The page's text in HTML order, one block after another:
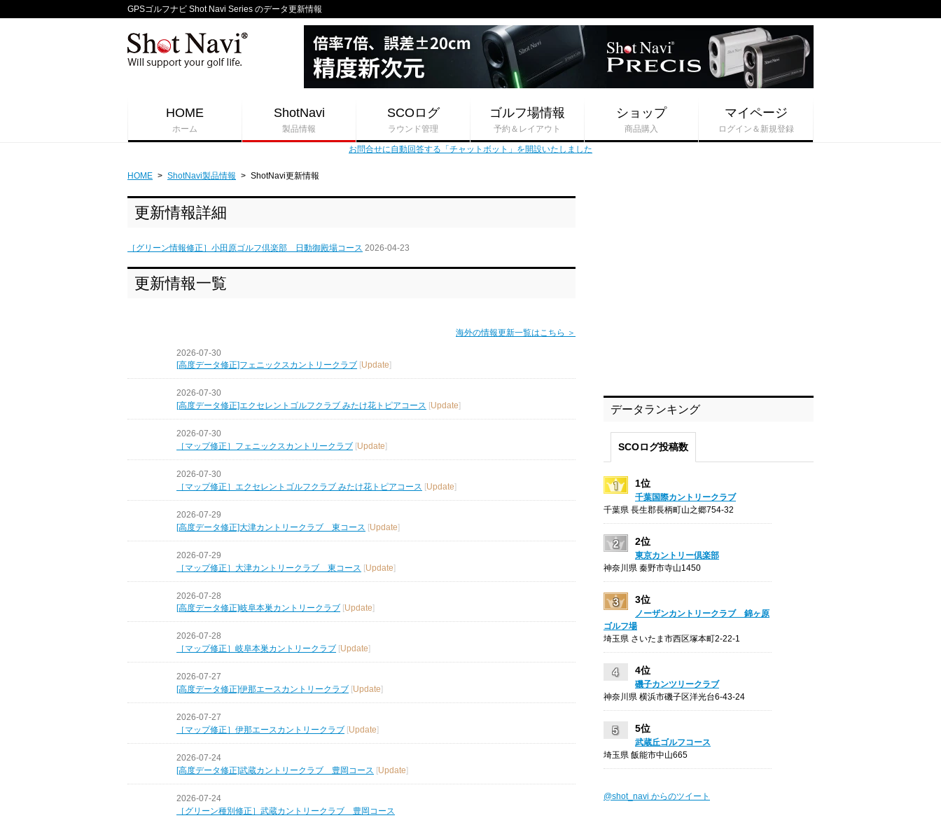
GPSゴルフナビ Shot Navi Series のデータ更新情報
HOME
ホーム
ShotNavi
製品情報
SCOログ
ラウンド管理
ゴルフ場情報
予約＆レイアウト
ショップ
商品購入
マイページ
ログイン＆新規登録
お問合せに自動回答する「チャットボット」を開設いたしました
HOME > ShotNavi製品情報 > ShotNavi更新情報
更新情報詳細
［グリーン情報修正］小田原ゴルフ倶楽部 日動御殿場コース 2026-04-23
更新情報一覧
海外の情報更新一覧はこちら ＞
2026-07-30
[高度データ修正]フェニックスカントリークラブ [Update]
2026-07-30
[高度データ修正]エクセレントゴルフクラブ みたけ花トピアコース [Update]
2026-07-30
［マップ修正］フェニックスカントリークラブ [Update]
2026-07-30
［マップ修正］エクセレントゴルフクラブ みたけ花トピアコース [Update]
2026-07-29
[高度データ修正]大津カントリークラブ 東コース [Update]
2026-07-29
［マップ修正］大津カントリークラブ 東コース [Update]
2026-07-28
[高度データ修正]岐阜本巣カントリークラブ [Update]
2026-07-28
［マップ修正］岐阜本巣カントリークラブ [Update]
2026-07-27
[高度データ修正]伊那エースカントリークラブ [Update]
2026-07-27
［マップ修正］伊那エースカントリークラブ [Update]
2026-07-24
[高度データ修正]武蔵カントリークラブ 豊岡コース [Update]
2026-07-24
［グリーン種別修正］武蔵カントリークラブ 豊岡コース
データランキング
SCOログ投稿数
1位
千葉国際カントリークラブ
千葉県 長生郡長柄町山之郷754-32
2位
東京カントリー倶楽部
神奈川県 秦野市寺山1450
3位
ノーザンカントリークラブ 錦ヶ原
ゴルフ場
埼玉県 さいたま市西区塚本町2-22-1
4位
磯子カンツリークラブ
神奈川県 横浜市磯子区洋光台6-43-24
5位
武蔵丘ゴルフコース
埼玉県 飯能市中山665
@shot_navi からのツイート